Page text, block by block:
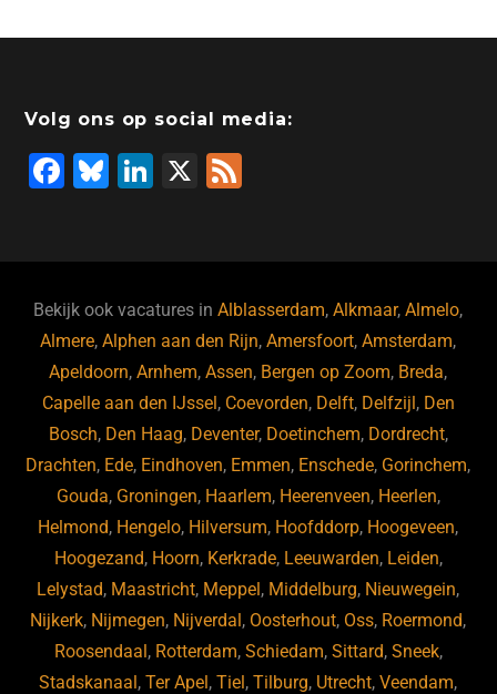
Volg ons op social media:
F
b
o
o
k
Bl
ky
Li
dI
n
X
Bekijk ook vacatures inAlblasserdam,Alkmaar,Almelo,
Almere,Alphen aan den Rijn,Amersfoort,Amsterdam,
Apeldoorn,Arnhem,Assen, Bergen op Zoom, Breda,
Capelle aan den IJssel , Coevorden, Delft, Delfzijl , Den
Bosch, Den Haag, Deventer, Doetinchem, Dordrecht,
Drachten, Ede, Eindhoven, Emmen, Enschede, Gorinchem,
Gouda, Groningen, Haarlem, Heerenveen, Heerlen,
Helmond, Hengelo, Hilversum, Hoofddorp, Hoogeveen,
Hoogezand, Hoorn, Kerkrade, Leeuwarden, Leiden,
Lelystad, Maastricht, Meppel , Middelburg, Nieuwegein,
Nijkerk, Nijmegen, Nijverdal , Oosterhout, Oss, Roermond,
Roosendaal , Rotterdam, Schiedam, Sittard, Sneek,
Stadskanaal ,Ter Apel ,Tiel ,Tilburg, Utrecht,Veendam,